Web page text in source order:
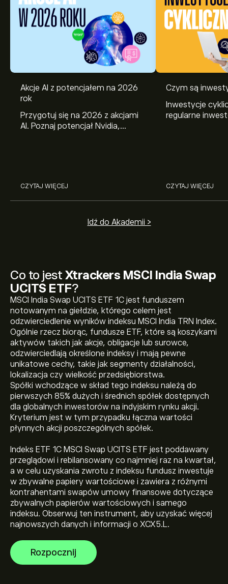
Co to jest Xtrackers MSCI India Swap
UCITS ETF?
MSCI India Swap UCITS ETF 1C jest funduszem
notowanym na giełdzie, którego celem jest
odzwierciedlenie wyników indeksu MSCI India TRN Index.
Ogólnie rzecz biorąc, fundusze ETF, które są koszykami
aktywów takich jak akcje, obligacje lub surowce,
odzwierciedlają określone indeksy i mają pewne
unikatowe cechy, takie jak segmenty działalności,
lokalizacja czy wielkość przedsiębiorstwa.
Spółki wchodzące w skład tego indeksu należą do
pierwszych 85% dużych i średnich spółek dostępnych
dla globalnych inwestorów na indyjskim rynku akcji.
Kryterium jest w tym przypadku łączna wartości
płynnych akcji poszczególnych spółek.
Indeks ETF 1C MSCI Swap UCITS ETF jest poddawany
przeglądowi i rebilansowany co najmniej raz na kwartał,
a w celu uzyskania zwrotu z indeksu fundusz inwestuje
w zbywalne papiery wartościowe i zawiera z różnymi
kontrahentami swapów umowy finansowe dotyczące
zbywalnych papierów wartościowych i samego
indeksu. Obserwuj ten instrument, aby uzyskać więcej
najnowszych danych i informacji o XCX5.L.
Rozpocznij
Akcje AI z potencjałem na 2026
rok
Przygotuj się na 2026 z akcjami
AI. Poznaj potencjał Nvidia,
CZYTAJ WIĘCEJ
Czym są
Inwestycje
regularne
CZYTAJ WIĘCEJ
Idź do Akademii >
Obecna cena XCX5.L wynosi 1,438.50‎p‎
Najwyższe w historii cena Xtrackers MSCI India Swap
UCITS ETF to 1,771.84‎p‎
Wybierz przedział czasowy „1D” lub „1T” na wykresie
ruchy cenowe Xtrackers MSCI India Swap UCITS ETF.
Cena Xtrackers MSCI India Swap UCITS ETF wahała się
w przedziale -57.25‎p‎ w ciągu ostatniego roku.
Aby kupić XCX5.L, odwiedź stronę „Xtrackers MSCI